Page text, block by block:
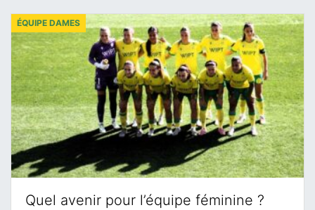
Quel avenir pour l’équipe féminine ?
ÉQUIPE DAMES